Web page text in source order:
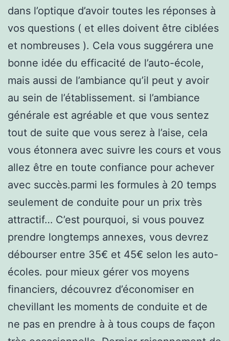
dans l’optique d’avoir toutes les réponses à
vos questions ( et elles doivent être ciblées
et nombreuses ). Cela vous suggérera une
bonne idée du efficacité de l’auto-école,
mais aussi de l’ambiance qu’il peut y avoir
au sein de l’établissement. si l’ambiance
générale est agréable et que vous sentez
tout de suite que vous serez à l’aise, cela
vous étonnera avec suivre les cours et vous
allez être en toute confiance pour achever
avec succès.parmi les formules à 20 temps
seulement de conduite pour un prix très
attractif… C’est pourquoi, si vous pouvez
prendre longtemps annexes, vous devrez
débourser entre 35€ et 45€ selon les auto-
écoles. pour mieux gérer vos moyens
financiers, découvrez d’économiser en
chevillant les moments de conduite et de
ne pas en prendre à à tous coups de façon